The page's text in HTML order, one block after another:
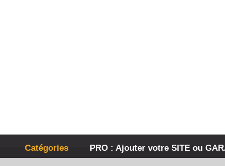
Catégories PRO : Ajouter votre SITE ou